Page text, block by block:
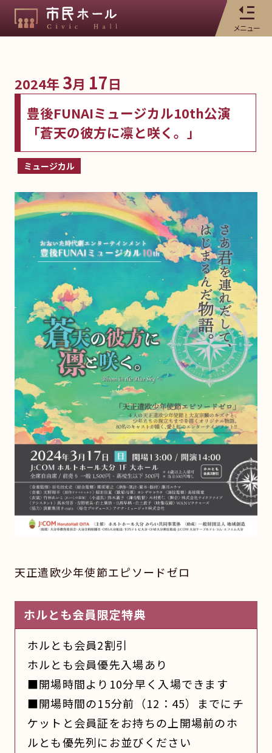
メニュー
2024年3月 17日
豊後FUNAIミュージカル10th公演
「蒼天の彼方に凛と咲く。」
ミュージカル
天正遣欧少年使節エピソードゼロ
ホルとも会員限定特典
ホルとも会員2割引
ホルとも会員優先入場あり
■開場時間より10分早く入場できます
■開場時間の15分前（12：45）までにチ
ケットと会員証をお持ちの上開場前のホ
ルとも優先列にお並びください